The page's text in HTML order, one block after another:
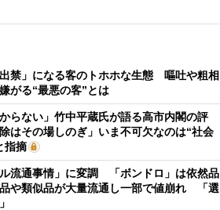
禁」になる客のトホホな生態 嘔吐や粗相
がる“最悪の客”とは
らない」竹中平蔵氏が語る高市内閣の評
はその場しのぎ」いま不可欠なのは“社会
指摘
流通事情」に変調 「ボンドロ」は依然品
や類似品が大量流通し一部で値崩れ 「選